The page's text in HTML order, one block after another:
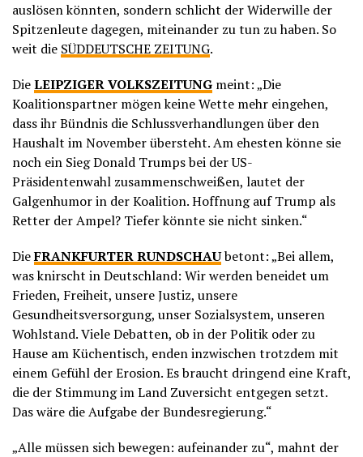
auslösen könnten, sondern schlicht der Widerwille der
Spitzenleute dagegen, miteinander zu tun zu haben. So
weit die SÜDDEUTSCHE ZEITUNG.
DieLEIPZIGER VOLKSZEITUNG meint: „Die
Koalitionspartner mögen keine Wette mehr eingehen,
dass ihr Bündnis die Schlussverhandlungen über den
Haushalt im November übersteht. Am ehesten könne sie
noch ein Sieg Donald Trumps bei der US-
Präsidentenwahl zusammenschweißen, lautet der
Galgenhumor in der Koalition. Hoffnung auf Trump als
Retter der Ampel? Tiefer könnte sie nicht sinken.“
DieFRANKFURTER RUNDSCHAUbetont: „Bei allem,
was knirscht in Deutschland: Wir werden beneidet um
Frieden, Freiheit, unsere Justiz, unsere
Gesundheitsversorgung, unser Sozialsystem, unseren
Wohlstand. Viele Debatten, ob in der Politik oder zu
Hause am Küchentisch, enden inzwischen trotzdem mit
einem Gefühl der Erosion. Es braucht dringend eine Kraft,
die der Stimmung im Land Zuversicht entgegen setzt.
Das wäre die Aufgabe der Bundesregierung.“
„Alle müssen sich bewegen: aufeinander zu“, mahnt der